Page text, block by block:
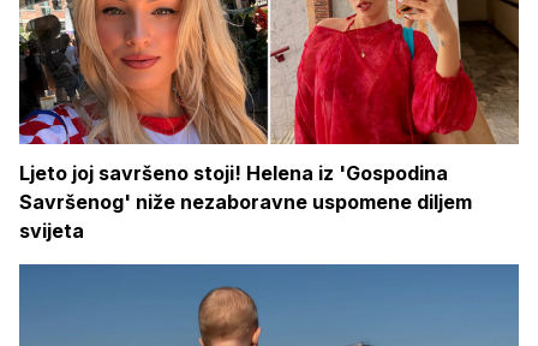
Ljeto joj savršeno stoji! Helena iz 'Gospodina
Savršenog' niže nezaboravne uspomene diljem
svijeta